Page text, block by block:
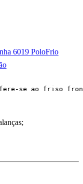
6019 PoloFrio
se ao friso